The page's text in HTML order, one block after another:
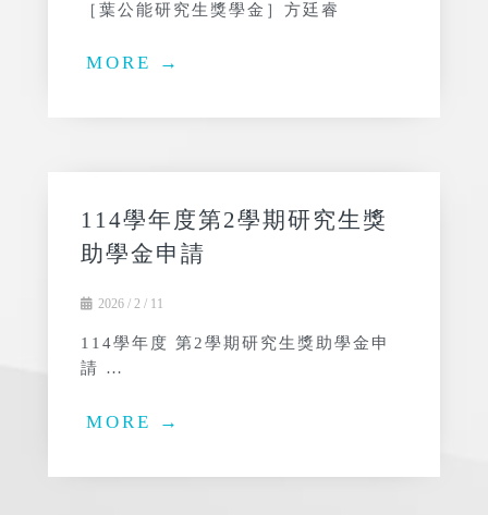
［葉公能研究生獎學金］方廷睿
MORE →
114學年度第2學期研究生獎
助學金申請
2026 / 2 / 11
114學年度 第2學期研究生獎助學金申
請 …
MORE →